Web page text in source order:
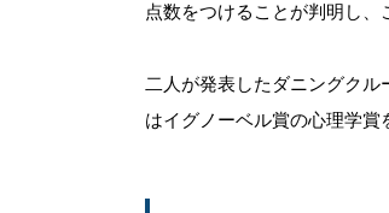
点数をつけることが判明し、
二人が発表したダニングク
はイグノーベル賞の心理学賞